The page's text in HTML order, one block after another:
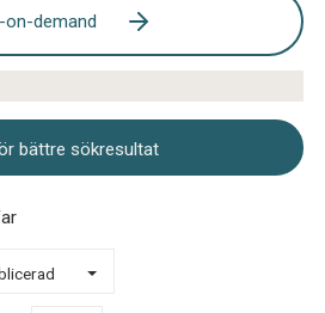
on-demand
bättre sökresultat